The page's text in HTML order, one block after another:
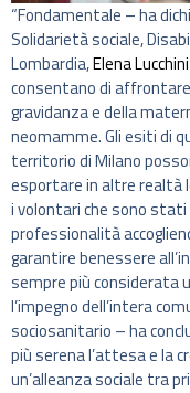
“Fondamentale – ha
Solidarietà sociale,
Lombardia,Elena Lucchini
consentano di
gravidanza e della
neomamme. Gli esiti di
territorio di Milano
esportare in altre realtà
i volontari che sono stati
professionalità
garantire benessere
sempre più considerata
l’impegno dell’intera
sociosanitario – ha
più serena l’attesa e la
un’alleanza sociale tra